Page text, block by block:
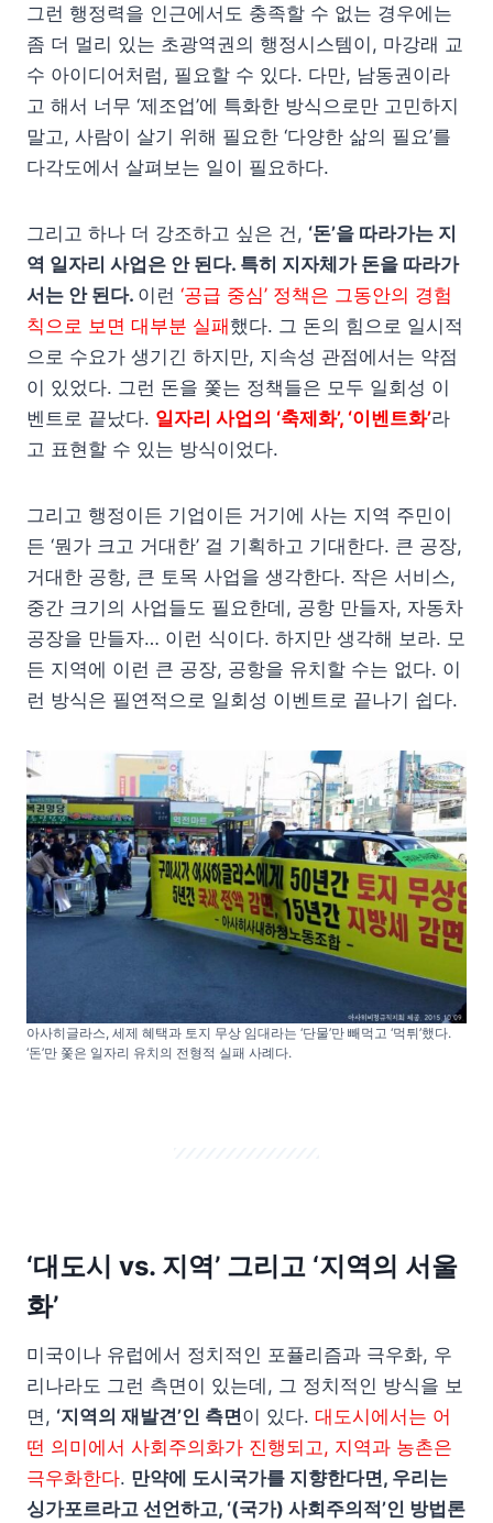
그런 행정력을 인근에서도 충족할 수 없는 경우에는
좀 더 멀리 있는 초광역권의 행정시스템이, 마강래 교
수 아이디어처럼, 필요할 수 있다. 다만, 남동권이라
고 해서 너무 ‘제조업’에 특화한 방식으로만 고민하지
말고, 사람이 살기 위해 필요한 ‘다양한 삶의 필요’를
다각도에서 살펴보는 일이 필요하다.
그리고 하나 더 강조하고 싶은 건, ‘돈’을 따라가는 지
역 일자리 사업은 안 된다. 특히 지자체가 돈을 따라가
서는 안 된다. 이런 ‘공급 중심’ 정책은 그동안의 경험
칙으로 보면 대부분 실패했다. 그 돈의 힘으로 일시적
으로 수요가 생기긴 하지만, 지속성 관점에서는 약점
이 있었다. 그런 돈을 쫓는 정책들은 모두 일회성 이
벤트로 끝났다. 일자리 사업의 ‘축제화’, ‘이벤트화’라
고 표현할 수 있는 방식이었다.
그리고 행정이든 기업이든 거기에 사는 지역 주민이
든 ‘뭔가 크고 거대한’ 걸 기획하고 기대한다. 큰 공장,
거대한 공항, 큰 토목 사업을 생각한다. 작은 서비스,
중간 크기의 사업들도 필요한데, 공항 만들자, 자동차
공장을 만들자… 이런 식이다. 하지만 생각해 보라. 모
든 지역에 이런 큰 공장, 공항을 유치할 수는 없다. 이
런 방식은 필연적으로 일회성 이벤트로 끝나기 쉽다.
아사히글라스, 세제 혜택과 토지 무상 임대라는 ‘단물’만 빼먹고 ‘먹튀’했다.
‘돈’만 쫓은 일자리 유치의 전형적 실패 사례다.
‘대도시 vs. 지역’ 그리고 ‘지역의 서울
화’
미국이나 유럽에서 정치적인 포퓰리즘과 극우화, 우
리나라도 그런 측면이 있는데, 그 정치적인 방식을 보
면, ‘지역의 재발견’인 측면이 있다. 대도시에서는 어
떤 의미에서 사회주의화가 진행되고, 지역과 농촌은
극우화한다. 만약에 도시국가를 지향한다면, 우리는
싱가포르라고 선언하고, ‘(국가) 사회주의적’인 방법론